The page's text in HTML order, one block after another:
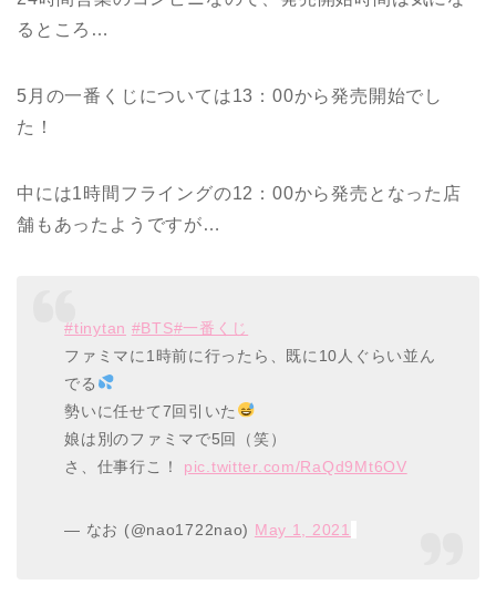
るところ…
5月の一番くじについては13：00から発売開始でし
た！
中には1時間フライングの12：00から発売となった店
舗もあったようですが…
#tinytan #BTS#一番くじ
ファミマに1時前に行ったら、既に10人ぐらい並ん
でる
勢いに任せて7回引いた
娘は別のファミマで5回（笑）
さ、仕事行こ！ pic.twitter.com/RaQd9Mt6OV
— なお (@nao1722nao) May 1, 2021